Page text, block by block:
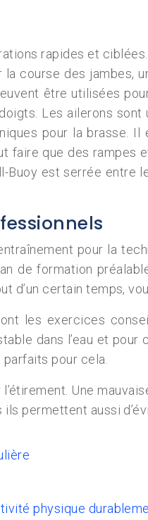
rapides et
la course des
être utilisées
Les ailerons
pour la
faire que des
Buoy est serrée
pour la
de formation
certain temps,
les exercices
dans l’eau et
pour cela.
Une
permettent aussi
physique